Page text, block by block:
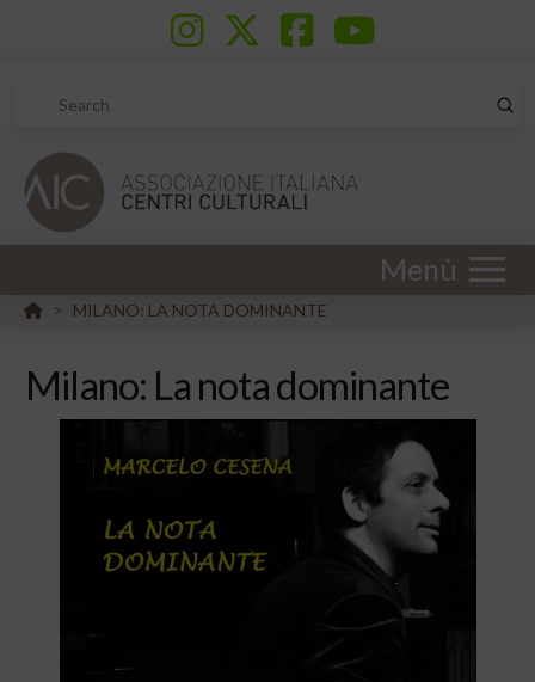
Search
Menù
HOME
> MILANO: LA NOTA DOMINANTE
Milano: La nota dominante